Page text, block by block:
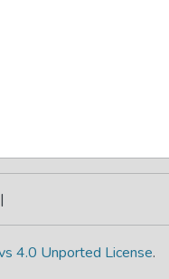
|
4.0 Unported License.